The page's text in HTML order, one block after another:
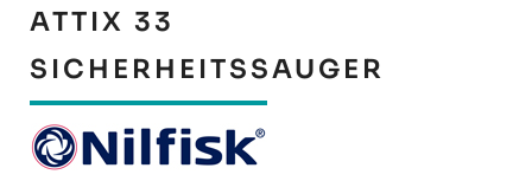
ATTIX 33
SICHERHEITSSAUGER